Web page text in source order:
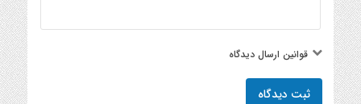
قوانین ارسال دیدگاه
ثبت دیدگاه